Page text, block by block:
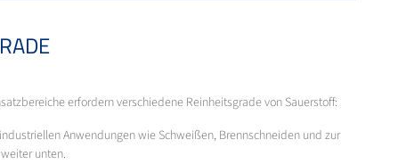
erfordern verschiedene Reinheitsgrade von Sauerstoff:
Anwendungen wie Schweißen, Brennschneiden und zur
unten.